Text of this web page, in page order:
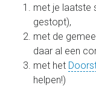
met je laatste
gestopt),
met de
daar al een
met het
helpen!)